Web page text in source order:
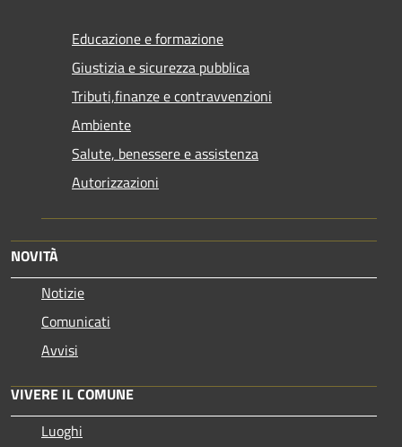
Educazione e formazione
Giustizia e sicurezza pubblica
Tributi,finanze e contravvenzioni
Ambiente
Salute, benessere e assistenza
Autorizzazioni
NOVITÀ
Notizie
Comunicati
Avvisi
VIVERE IL COMUNE
Luoghi